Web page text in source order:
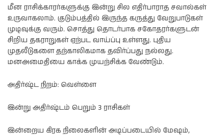
மீன ராசிக்காரர்களுக்கு இன்று சில எதிர்பாராத சவால்கள்
உருவாகலாம். குடும்பத்தில் இருந்த கருத்து வேறுபாடுகள்
முடிவுக்கு வரும். சொத்து தொடர்பாக சகோதரர்களுடன்
சிறிய தகராறுகள் ஏற்பட வாய்ப்பு உள்ளது. புதிய
முதலீடுகளை தற்காலிகமாக தவிர்ப்பது நல்லது.
மனஅமைதியை காக்க முயற்சிக்க வேண்டும்.
அதிர்ஷ்ட நிறம்: வெள்ளை
இன்று அதிர்ஷ்டம் பெறும் 3 ராசிகள்
இன்றைய கிரக நிலைகளின் அடிப்படையில் மேஷம்,